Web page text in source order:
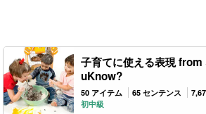
子育てに使える表現 from
uKnow?
50 アイテム 65 センテンス
初中級